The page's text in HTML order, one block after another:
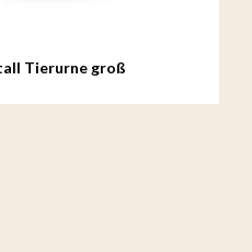
Tierurne groß